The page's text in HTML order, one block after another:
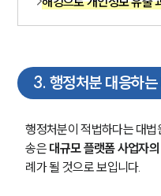
3. 행정처분 대응하
행정처분이 적법하다는 대
송은 대규모 플랫폼 사업자
례가 될 것으로 보입니다.